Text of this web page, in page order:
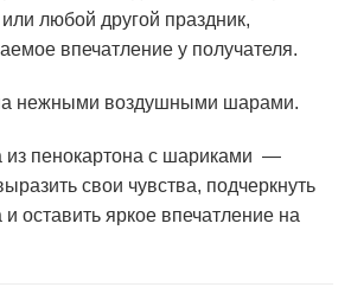
любой другой праздник,
впечатление у получателя.
нежными воздушными шарами.
из пенокартона с шариками —
свои чувства, подчеркнуть
оставить яркое впечатление на